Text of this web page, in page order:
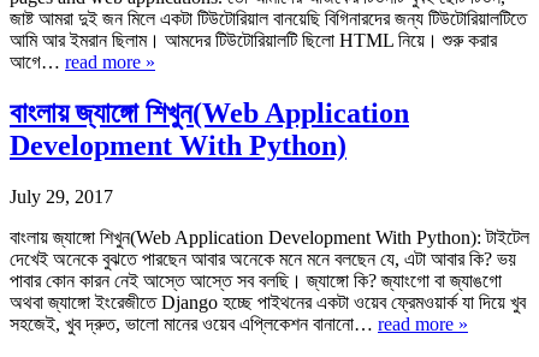
জাষ্ট আমরা দুই জন মিলে একটা টিউটোরিয়াল বানয়েছি বিগিনারদের জন্য টিউটোরিয়ালটিতে
আমি আর ইমরান ছিলাম। আমদের টিউটোরিয়ালটি ছিলো HTML নিয়ে। শুরু করার
আগে… read more »
বাংলায় জ্যাঙ্গো শিখুন(Web Application
Development With Python)
July 29, 2017
বাংলায় জ্যাঙ্গো শিখুন(Web Application Development With Python): টাইটেল
দেখেই অনেকে বুঝতে পারছেন আবার অনেকে মনে মনে বলছেন যে, এটা আবার কি? ভয়
পাবার কোন কারন নেই আস্তে আস্তে সব বলছি। জ্যাঙ্গো কি? জ্যাংগো বা জ্যাঙগো
অথবা জ্যাঙ্গো ইংরেজীতে Django হচ্ছে পাইথনের একটা ওয়েব ফ্রেমওয়ার্ক যা দিয়ে খুব
সহজেই, খুব দ্রুত, ভালো মানের ওয়েব এপ্লিকেশন বানানো… read more »